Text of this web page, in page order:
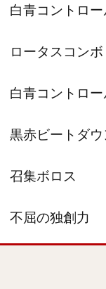
白青コントロー
ータスコンボ
青コントロー
赤ビートダウ
集ボロス
屈の独創力